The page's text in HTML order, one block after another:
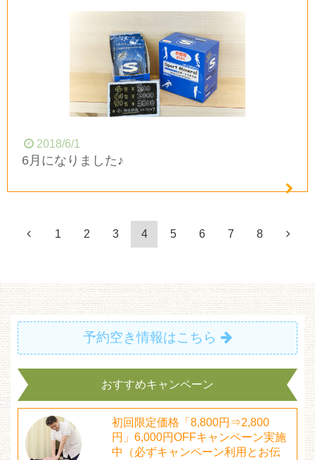
2018/6/1
6月になりました♪
1 2 3 4 5 6 7 8
予約空き情報はこちら
おすすめキャンペーン
初回限定価格「8,800円⇒2,800
円」6,000円OFFキャンペーン実施
中（必ずキャンペーン利用とお伝